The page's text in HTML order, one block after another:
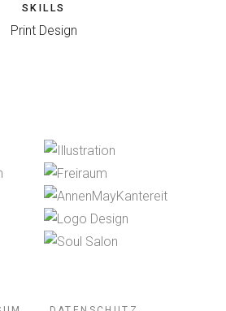
SKILLS
Print Design